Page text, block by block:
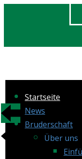
Startseite
News
Bruderschaft
Über uns